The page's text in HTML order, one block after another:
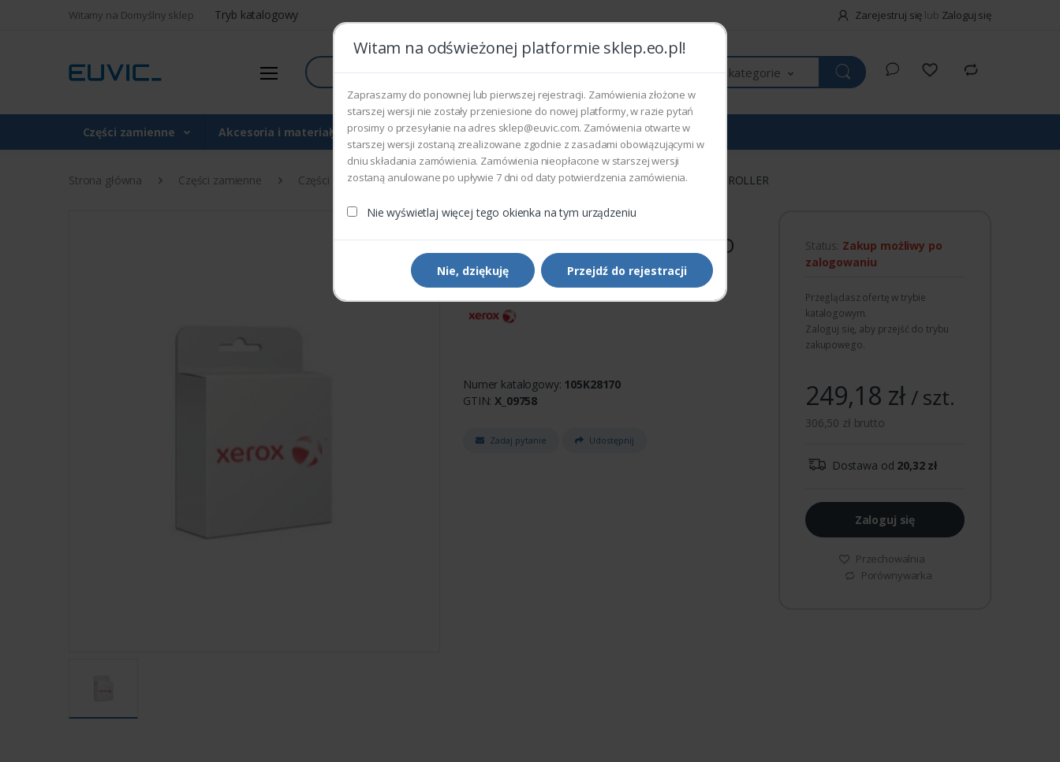
Witamy na Domyślny sklep Tryb katalogowy Zarejestruj się lub Zaloguj się
Szukaj
Wszystkie kategorie
Części zamienne Akcesoria i materiały eksploatacyjne
Witam na odświeżonej platformie sklep.eo.pl!
Zapraszamy do ponownej lub pierwszej rejestracji. Zamówienia złożone w
starszej wersji nie zostały przeniesione do nowej platformy, w razie pytań
prosimy o przesyłanie na adres sklep@euvic.com. Zamówienia otwarte w
starszej wersji zostaną zrealizowane zgodnie z zasadami obowiązującymi w
dniu składania zamówienia. Zamówienia nieopłacone w starszej wersji
zostaną anulowane po upływie 7 dni od daty potwierdzenia zamówienia.
Nie wyświetlaj więcej tego okienka na tym urządzeniu
Nie, dziękuję Przejdź do rejestracji
Strona główna Części zamienne Części do drukarek i kopiarek Xerox 105K28170 - COPELAND NETWORK CONTROLLER
Części do drukarek i kopiarek
Xerox 105K28170 - COPELAND
NETWORK CONTROLLER
Numer katalogowy: 105K28170
GTIN:X_09758
Zadaj pytanie Udostępnij
Status: Zakup możliwy po
zalogowaniu
Przeglądasz ofertę w trybie
katalogowym.
Zaloguj się, aby przejść do trybu
zakupowego.
249,18 zł/ szt.
306,50 zł brutto
Dostawa od 20,32 zł
Zaloguj się
Przechowalnia
Porównywarka